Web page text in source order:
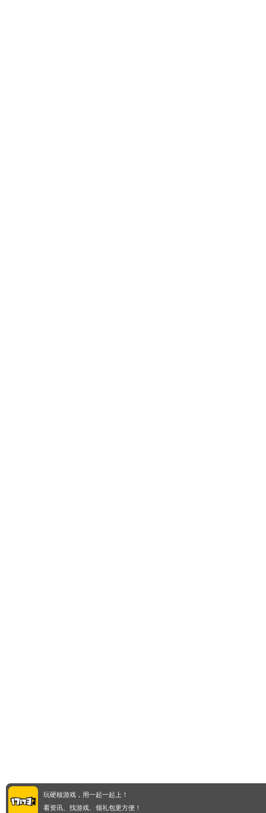
玩硬核游戏，用一起一起上！
看资讯、找游戏、领礼包更方便！